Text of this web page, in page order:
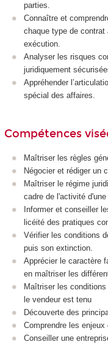
parties.
Connaître et
chaque type de
exécution.
Analyser les risques
juridiquement
Appréhender
spécial des affaires.
Compétences
Maîtriser les règles
Négocier et rédiger un
Maîtriser le régime
cadre de l'activité d'une
Informer et conseiller
licéité des pratiques
Vérifier les conditions
puis son extinction.
Apprécier le caractère
en maîtriser les
Maîtriser les
le vendeur est tenu
Découverte des
Comprendre les
Conseiller une